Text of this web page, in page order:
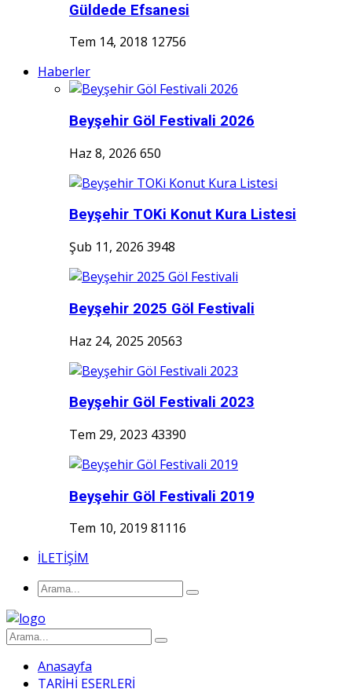
Güldede Efsanesi
Tem 14, 2018 12756
Haberler
Beyşehir Göl Festivali 2026
Haz 8, 2026 650
Beyşehir TOKi Konut Kura Listesi
Şub 11, 2026 3948
Beyşehir 2025 Göl Festivali
Haz 24, 2025 20563
Beyşehir Göl Festivali 2023
Tem 29, 2023 43390
Beyşehir Göl Festivali 2019
Tem 10, 2019 81116
İLETİŞİM
Anasayfa
TARİHİ ESERLERİ